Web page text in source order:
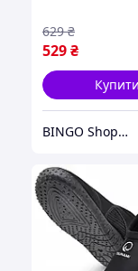
529₴
629 ₴
BINGO Shop---ви завжди у виграші!